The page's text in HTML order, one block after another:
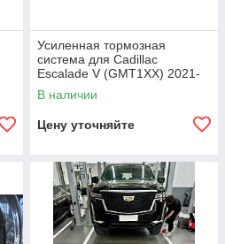
Усиленная тормозная
система для Cadillac
Escalade V (GMT1XX) 2021-
2024+ Кадиллак Кадилак
В наличии
Цену уточняйте